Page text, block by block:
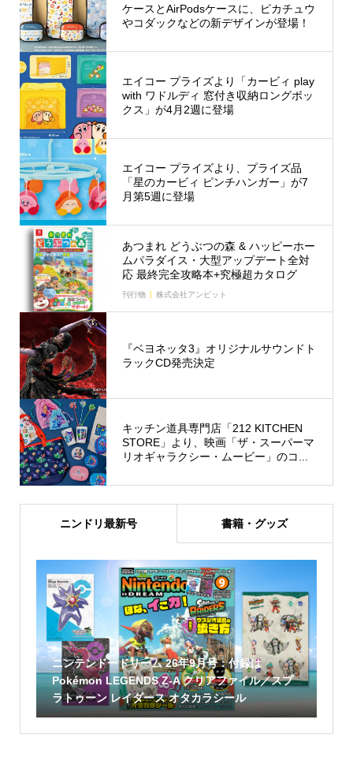
ケースとAirPodsケースに、ピカチュウ
やコダックなどの新デザインが登場！
エイコー プライズより「カービィ play
with ワドルディ 窓付き収納ロングボッ
クス」が4月2週に登場
エイコー プライズより、プライズ品
「星のカービィ ピンチハンガー」が7
月第5週に登場
あつまれ どうぶつの森 & ハッピーホー
ムパラダイス・大型アップデート全対
応 最終完全攻略本+究極超カタログ
刊行物 株式会社アンビット
『ベヨネッタ3』オリジナルサウンドト
ラックCD発売決定
キッチン道具専門店「212 KITCHEN
STORE」より、映画「ザ・スーパーマ
リオギャラクシー・ムービー」のコ...
ニンドリ最新号 書籍・グッズ
ニンテンドードリーム 26年9月号：付録は
Pokémon LEGENDS Z-A クリアファイル／スプ
ラトゥーン レイダース オタカラシール